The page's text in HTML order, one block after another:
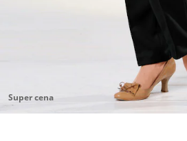
Super cena